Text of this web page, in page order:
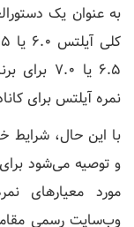
به عنوان یک
6.5 یا
نمره آیلتس برای
با این حال،
و توصیه می‌شود
مورد معیارهای
وب‌سایت رسمی